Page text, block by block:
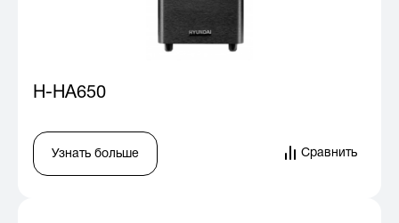
H-HA650
Узнать больше Сравнить